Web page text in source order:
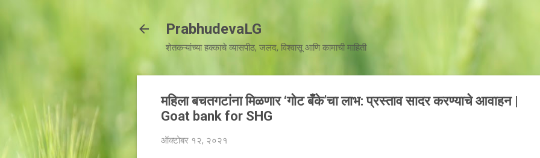
PrabhudevaLG
शेतकऱ्यांच्या हक्काचे व्यासपीठ, जलद, विश्वासू आणि कामाची माहिती
महिला बचतगटांना मिळणार ‘गोट बँके’चा लाभ: प्रस्ताव सादर करण्याचे आवाहन |
Goat bank for SHG
ऑक्टोबर १२, २०२१